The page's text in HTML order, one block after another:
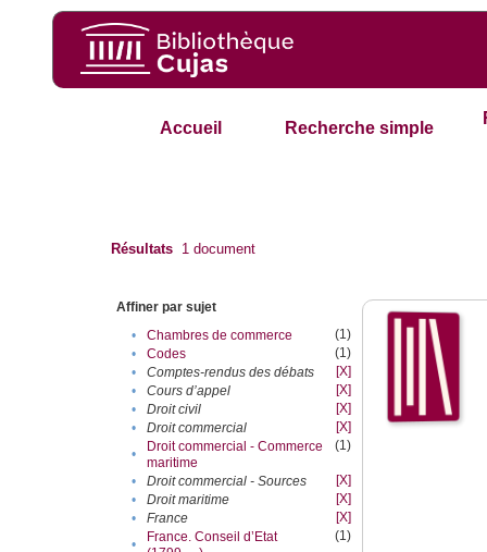
Accueil Recherche simple
Résultats 1 document
Affiner par sujet
•
Chambres de commerce
(1)
•
Codes
(1)
•
Comptes-rendus des débats
[X]
•
Cours d’appel
[X]
•
Droit civil
[X]
•
Droit commercial
[X]
•
Droit commercial - Commerce
maritime
(1)
• Droit commercial - Sources
[X]
•
Droit maritime
[X]
•
France
[X]
•
France. Conseil d’Etat
(1)